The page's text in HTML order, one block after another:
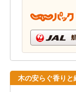
木の安らぐ香り